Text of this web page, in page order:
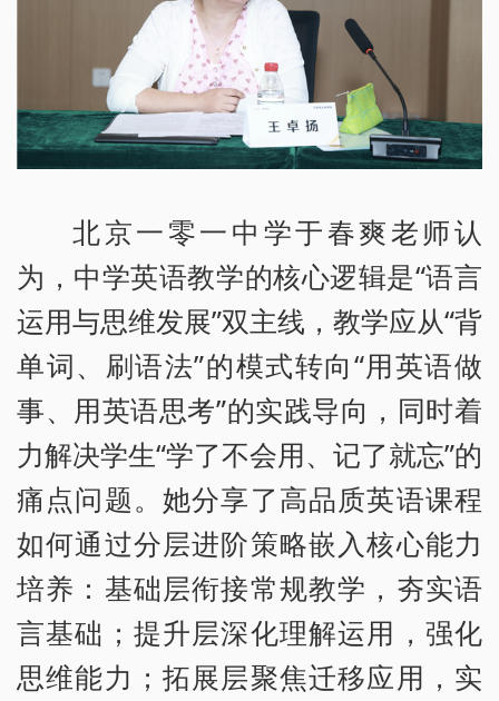
北京一零一中学于春爽老师认
为，中学英语教学的核心逻辑是“语言
运用与思维发展”双主线，教学应从“背
单词、刷语法”的模式转向“用英语做
事、用英语思考”的实践导向，同时着
力解决学生“学了不会用、记了就忘”的
痛点问题。她分享了高品质英语课程
如何通过分层进阶策略嵌入核心能力
培养：基础层衔接常规教学，夯实语
言基础；提升层深化理解运用，强化
思维能力；拓展层聚焦迁移应用，实